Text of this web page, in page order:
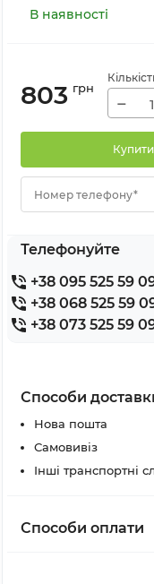
В наявності
803 грн
−
Купити
Номер телефону*
Телефонуйте
+38 095 525 59
+38 068 525 59
+38 073 525 59
Способи
Нова пошта
Самовивіз
Інші транспортні
Способи оплати